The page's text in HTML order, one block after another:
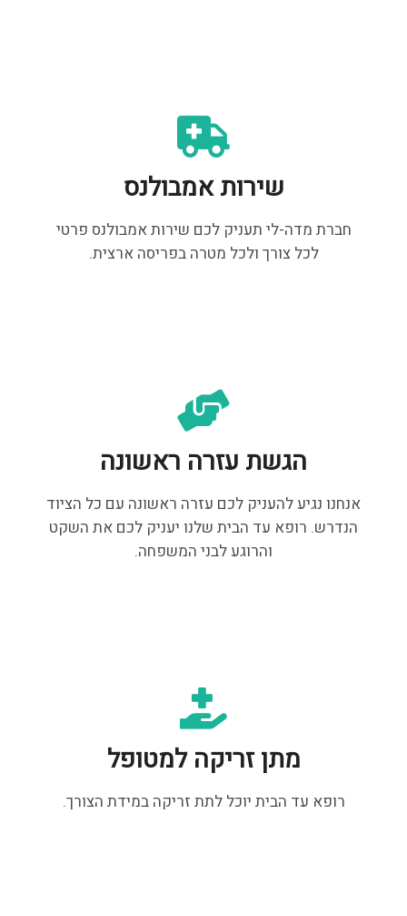
שירות אמבולנס
חברת מדה-לי תעניק לכם שירות אמבולנס פרטי
לכל צורך ולכל מטרה בפריסה ארצית.
הגשת עזרה ראשונה
אנחנו נגיע להעניק לכם עזרה ראשונה עם כל הציוד
הנדרש. רופא עד הבית שלנו יעניק לכם את השקט
והרוגע לבני המשפחה.
מתן זריקה למטופל
רופא עד הבית יוכל לתת זריקה במידת הצורך.